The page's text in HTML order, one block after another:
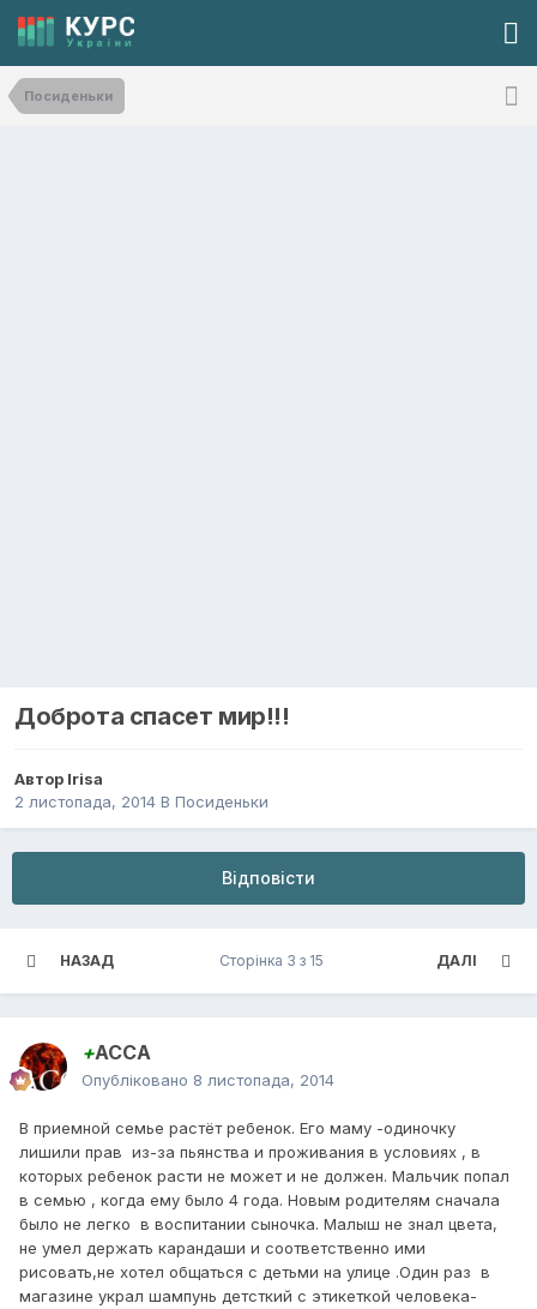
Посиденьки
Доброта спасет мир!!!
Автор Irisa
2 листопада, 2014 В Посиденьки
Відповісти
НАЗАД ДАЛІ
Сторінка 3 з 15
+АССА
Опубліковано 8 листопада, 2014
В приемной семье растёт ребенок. Его маму -одиночку
лишили прав из-за пьянства и проживания в условиях , в
которых ребенок расти не может и не должен. Мальчик попал
в семью , когда ему было 4 года. Новым родителям сначала
было не легко в воспитании сыночка. Малыш не знал цвета,
не умел держать карандаши и соответственно ими
рисовать,не хотел общаться с детьми на улице .Один раз в
магазине украл шампунь детсткий с этикеткой человека-